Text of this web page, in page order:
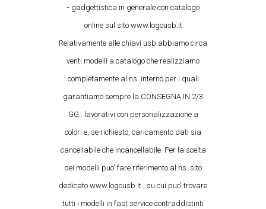
- gadgettistica in generale con catalogo
online sul sito www.logousb.it
Relativamente alle chiavi usb abbiamo circa
venti modelli a catalogo che realizziamo
completamente al ns. interno per i quali
garantiamo sempre la CONSEGNA IN 2/3
GG.. lavorativi con personalizzazione a
colori e, se richiesto, caricamento dati sia
cancellabile che incancellabile. Per la scelta
dei modelli puo' fare riferimento al ns. sito
dedicato www.logousb.it , su cui puo' trovare
tutti i modelli in fast service contraddistinti